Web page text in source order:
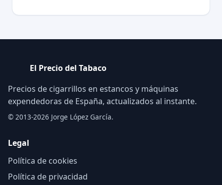
El Precio del Tabaco
Precios de cigarrillos en estancos y máquinas
expendedoras de España, actualizados al instante.
© 2013-2026 Jorge López García.
Legal
Política de cookies
Política de privacidad